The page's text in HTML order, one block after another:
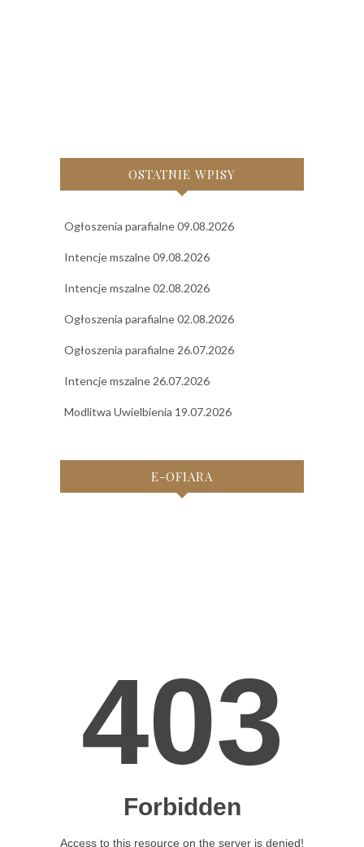
OSTATNIE WPISY
Ogłoszenia parafialne 09.08.2026
Intencje mszalne 09.08.2026
Intencje mszalne 02.08.2026
Ogłoszenia parafialne 02.08.2026
Ogłoszenia parafialne 26.07.2026
Intencje mszalne 26.07.2026
Modlitwa Uwielbienia 19.07.2026
E-OFIARA